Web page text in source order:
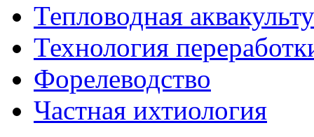
Тепловодная
Технология
Форелеводство
Частная ихтиология